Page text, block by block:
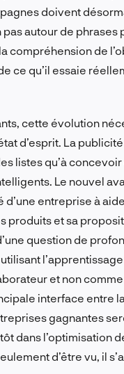
doivent
autour de phrases
compréhension de
ce qu’il essaie
cette évolution
d’esprit. La
listes qu’à
Le nouvel
d’une entreprise à
produits et sa
question de
et non comme
interface entre
gagnantes
dans l’optimisation
d’être vu, il